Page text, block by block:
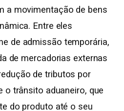
a movimentação de bens
Entre eles
de admissão temporária,
de mercadorias externas
de tributos por
o trânsito aduaneiro, que
do produto até o seu